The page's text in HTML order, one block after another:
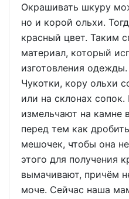
Окрашивать шкуру
но и корой ольхи.
красный цвет. Таким
материал, который
изготовления
Чукотки, кору ольхи
или на склонах
измельчают на камне
перед тем как
мешочек, чтобы она
этого для получения
вымачивают, причём
моче. Сейчас наша